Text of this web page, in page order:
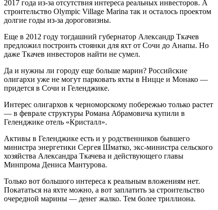
2017 года из-за отсутствия интереса реальных инвесторов. А
строительство Olympic Village Marina так и осталось проектом
долгие годы из-за дороговизны.
Еще в 2012 году тогдашний губернатор Александр Ткачев
предложил построить стоянки для яхт от Сочи до Анапы. Но
даже Ткачев инвесторов найти не сумел.
Да и нужны ли городу еще больше марин? Российские
олигархи уже не могут парковать яхты в Ницце и Монако —
придется в Сочи и Геленджике.
Интерес олигархов к черноморскому побережью только растет
— в феврале структуры Романа Абрамовича купили в
Геленджике отель «Кристалл».
Активы в Геленджике есть и у родственников бывшего
министра энергетики Сергея Шматко, экс-министра сельского
хозяйства Александра Ткачева и действующего главы
Минпрома Дениса Мантурова.
Только вот большого интереса к реальным вложениям нет.
Покататься на яхте можно, а вот заплатить за строительство
очередной марины — денег жалко. Тем более триллиона.